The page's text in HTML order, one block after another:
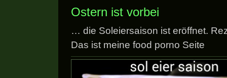
Ostern ist vorbei
… die Soleiersaison ist eröffnet.
Das ist meine food porno Seite